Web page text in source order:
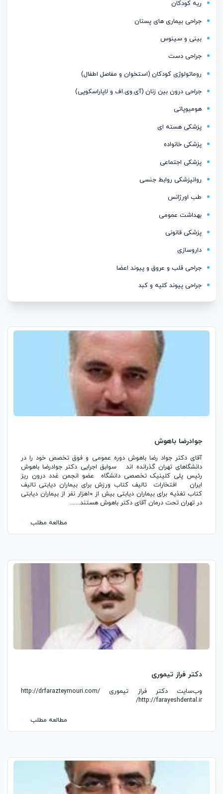
ریه کودکان
جراحی بیماری های پستان
بینی و سینوس
جراحی دست
روماتولوژی کودکان (استخوان و مفاصل اطفال)
جراحی درون بین زنان (آی.وی.اف و لاپاراسکوپی)
هومیوپاتی
پزشکی هسته ای
پزشکی خانواده
پزشکی اجتماعی
روانپزشکی روابط جنسی
طب اورژانس
بهداشت عمومی
پزشکی قانونی
داروسازی
جراحی قلب و عروق و پیوند اعضا
جراحی پیوند کلیه و کبد
جوادرضا باهوش
آقای دکتر جواد رضا باهوش دوره عمومی و فوق تخصص خود را در
دانشگاهای تهران گذرانده اند سوابق اجرایی دکتر جوادرضا باهوش
رئیس پلی کلینیک تخصصی دانشگاه عضو انجمن غدد درون ریز
ایران افتخارات تالیف کتاب ورزش برای بیماران دیابتی تالیف
کتاب تغذیه برای بیماران دیابتی بیش از ۱۰هزار نفر از بیماران دیابتی
در تهران تحت درمان آقای دکتر باهوش هستند.......
مطالعه مطلب
دکتر فراز تیموری
وب‌سایت دکتر فراز تیموری http://drfarazteymouri.com/
http://farayeshdental.ir/
مطالعه مطلب